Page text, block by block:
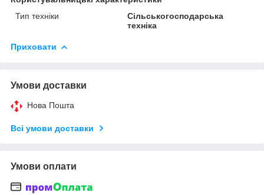
Тип техніки
Сільськогосподарська
техніка
Приховати
Умови доставки
Нова Пошта
Всі умови доставки
Умови оплати